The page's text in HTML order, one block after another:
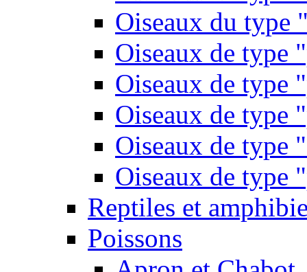
Oiseaux du type
Oiseaux de type
Oiseaux de type
Oiseaux de type
Oiseaux de type
Oiseaux de type
Reptiles et
Poissons